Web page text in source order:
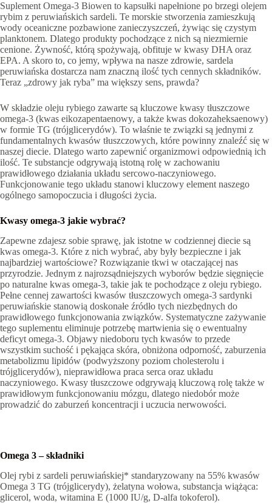
Suplement Omega-3 Biowen to kapsułki napełnione po brzegi olejem
rybim z peruwiańskich sardeli. Te morskie stworzenia zamieszkują
wody oceaniczne pozbawione zanieczyszczeń, żywiąc się czystym
planktonem. Dlatego produkty pochodzące z nich są niezmiernie
cenione. Żywność, którą spożywają, obfituje w kwasy DHA oraz
EPA. A skoro to, co jemy, wpływa na nasze zdrowie, sardela
peruwiańska dostarcza nam znaczną ilość tych cennych składników.
Teraz „zdrowy jak ryba” ma większy sens, prawda?
W składzie oleju rybiego zawarte są kluczowe kwasy tłuszczowe
omega-3 (kwas eikozapentaenowy, a także kwas dokozaheksaenowy)
w formie TG (trójglicerydów). To właśnie te związki są jednymi z
fundamentalnych kwasów tłuszczowych, które powinny znaleźć się w
naszej diecie. Dlatego warto zapewnić organizmowi odpowiednią ich
ilość. Te substancje odgrywają istotną rolę w zachowaniu
prawidłowego działania układu sercowo-naczyniowego.
Funkcjonowanie tego układu stanowi kluczowy element naszego
ogólnego samopoczucia i długości życia.
Kwasy omega-3 jakie wybrać?
Zapewne zdajesz sobie sprawę, jak istotne w codziennej diecie są
kwas omega-3. Które z nich wybrać, aby były bezpieczne i jak
najbardziej wartościowe? Rozwiązanie tkwi w otaczającej nas
przyrodzie. Jednym z najrozsądniejszych wyborów będzie sięgnięcie
po naturalne kwas omega-3, takie jak te pochodzące z oleju rybiego.
Pełne cennej zawartości kwasów tłuszczowych omega-3 sardynki
peruwiańskie stanowią doskonałe źródło tych niezbędnych do
prawidłowego funkcjonowania związków. Systematyczne zażywanie
tego suplementu eliminuje potrzebę martwienia się o ewentualny
deficyt omega-3. Objawy niedoboru tych kwasów to przede
wszystkim suchość i pękająca skóra, obniżona odporność, zaburzenia
metabolizmu lipidów (podwyższony poziom cholesterolu i
trójglicerydów), nieprawidłowa praca serca oraz układu
naczyniowego. Kwasy tłuszczowe odgrywają kluczową rolę także w
prawidłowym funkcjonowaniu mózgu, dlatego niedobór może
prowadzić do zaburzeń koncentracji i uczucia nerwowości.
Omega 3 – składniki
Olej rybi z sardeli peruwiańskiej* standaryzowany na 55% kwasów
Omega 3 TG (trójglicerydy), żelatyna wołowa, substancja wiążąca:
glicerol, woda, witamina E (1000 IU/g, D-alfa tokoferol).